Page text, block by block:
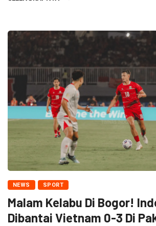
NEWS SPORT
Malam Kelabu Di Bogor!
Dibantai Vietnam 0-3 Di